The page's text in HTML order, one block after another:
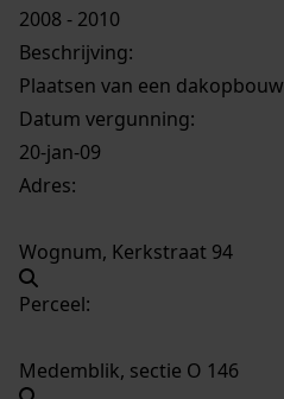
2008 - 2010
Beschrijving:
Plaatsen van een dakopbouw
Datum vergunning:
20-jan-09
Adres:
Wognum, Kerkstraat 94
Perceel:
Medemblik, sectie O 146